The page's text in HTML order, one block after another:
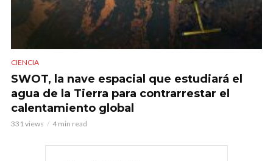
CIENCIA
SWOT, la nave espacial que estudiará el
agua de la Tierra para contrarrestar el
calentamiento global
331 views 4 min read